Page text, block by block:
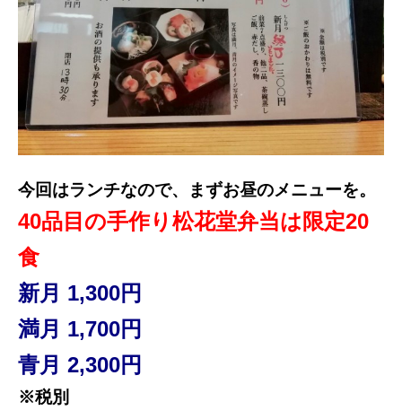
今回はランチなので、まずお昼のメニューを。
40品目の手作り松花堂弁当は限定20
食
新月 1,300円
満月 1,700円
青月 2,300円
※税別